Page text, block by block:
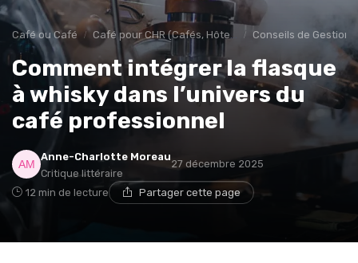
Café ou Café Café pour CHR (Cafés, Hôtels, Restaurants) Conseils de Gestion
Comment intégrer la flasque
à whisky dans l’univers du
café professionnel
Anne-Charlotte Moreau
Critique littéraire
27 décembre 2025
12 min de lecture Partager cette page